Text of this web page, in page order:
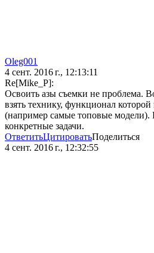
Oleg001
4 сент. 2016 г., 12:13:11
Re[Mike_P]:
Освоить азы съемки не проблема.
взять технику, функционал которой
(например самые топовые модели).
конкретные задачи.
ОтветитьЦитироватьПоделиться
4 сент. 2016 г., 12:32:55